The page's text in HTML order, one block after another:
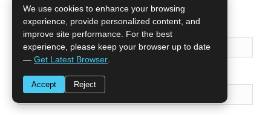
Name
Email
We use cookies to enhance your browsing
experience, provide personalized content, and
improve site performance. For the best
experience, please keep your browser up to date
— Get Latest Browser
Accept Reject